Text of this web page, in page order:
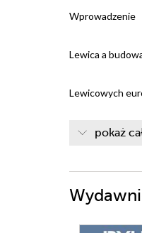
Wprowadzenie
Lewica a
Lewicowych
Unia elit, a nie
Ile demokracji
Rynek
pokaż